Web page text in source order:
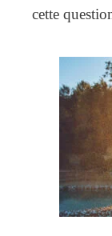
cette